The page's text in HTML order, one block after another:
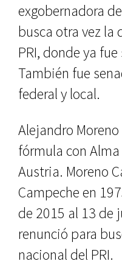
exgobernadora
busca otra vez la
PRI, donde ya
También fue
federal y local.
Alejandro
fórmula con
Austria. Moreno
Campeche en
de 2015 al 13 de
renunció para
nacional del PRI.